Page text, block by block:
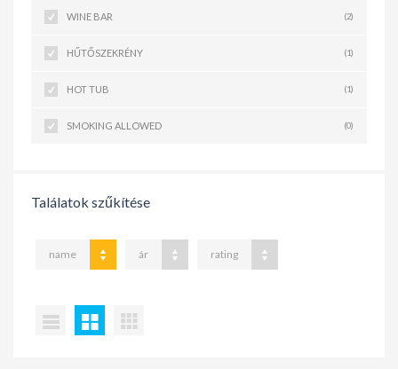
WINE BAR (2)
HŰTŐSZEKRÉNY (1)
HOT TUB (1)
SMOKING ALLOWED (0)
Találatok szűkítése
name ár rating